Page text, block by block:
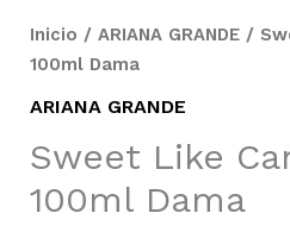
Inicio / ARIANA GRANDE/
100ml Dama
ARIANA GRANDE
Sweet Like
100ml Dama